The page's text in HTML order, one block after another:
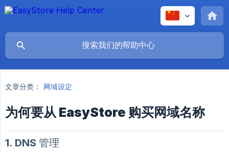
文章分类： 网域设定
为何要从 EasyStore 购买网域名称
1. DNS 管理